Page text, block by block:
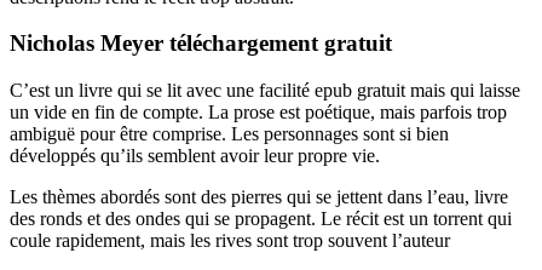
Nicholas Meyer téléchargement gratuit
C’est un livre qui se lit avec une facilité epub gratuit mais qui laisse
un vide en fin de compte. La prose est poétique, mais parfois trop
ambiguë pour être comprise. Les personnages sont si bien
développés qu’ils semblent avoir leur propre vie.
Les thèmes abordés sont des pierres qui se jettent dans l’eau, livre
des ronds et des ondes qui se propagent. Le récit est un torrent qui
coule rapidement, mais les rives sont trop souvent l’auteur